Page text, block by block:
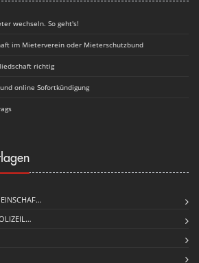
wechseln. So geht's!
im Mieterverein oder Mieterschutzbund
richtig
online Sofortkündigung